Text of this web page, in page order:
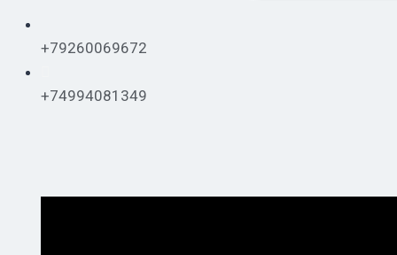
+79260069672
+74994081349